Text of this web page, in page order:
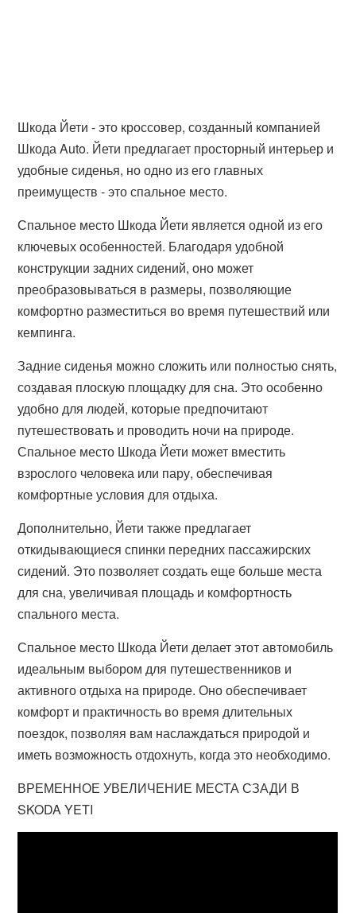
Шкода Йети - это кроссовер, созданный компанией
Шкода Auto. Йети предлагает просторный интерьер и
удобные сиденья, но одно из его главных
преимуществ - это спальное место.
Спальное место Шкода Йети является одной из его
ключевых особенностей. Благодаря удобной
конструкции задних сидений, оно может
преобразовываться в размеры, позволяющие
комфортно разместиться во время путешествий или
кемпинга.
Задние сиденья можно сложить или полностью снять,
создавая плоскую площадку для сна. Это особенно
удобно для людей, которые предпочитают
путешествовать и проводить ночи на природе.
Спальное место Шкода Йети может вместить
взрослого человека или пару, обеспечивая
комфортные условия для отдыха.
Дополнительно, Йети также предлагает
откидывающиеся спинки передних пассажирских
сидений. Это позволяет создать еще больше места
для сна, увеличивая площадь и комфортность
спального места.
Спальное место Шкода Йети делает этот автомобиль
идеальным выбором для путешественников и
активного отдыха на природе. Оно обеспечивает
комфорт и практичность во время длительных
поездок, позволяя вам наслаждаться природой и
иметь возможность отдохнуть, когда это необходимо.
ВРЕМЕННОЕ УВЕЛИЧЕНИЕ МЕСТА СЗАДИ В
SKODA YETI